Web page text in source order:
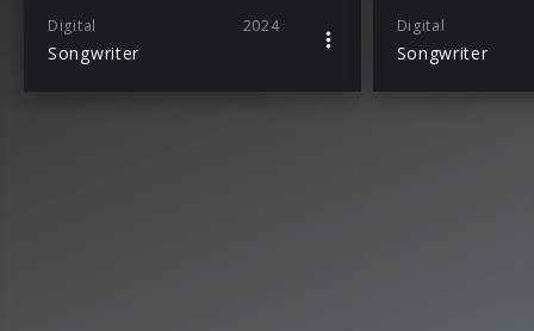
Digital 2024
Songwriter
Digital
Songwriter